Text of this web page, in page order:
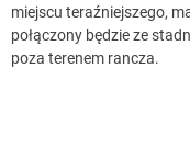
miejscu teraźniejszego,
połączony będzie ze
poza terenem rancza.